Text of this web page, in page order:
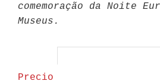
comemoração da Noite
Museus.
Precio